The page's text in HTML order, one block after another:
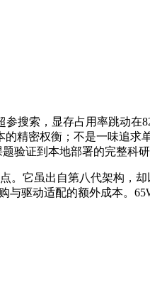
参搜索，显存占用率跳
精密权衡；不是一味追
验证到本地部署的完整科研
。它虽出自第八代架构，
与驱动适配的额外成本